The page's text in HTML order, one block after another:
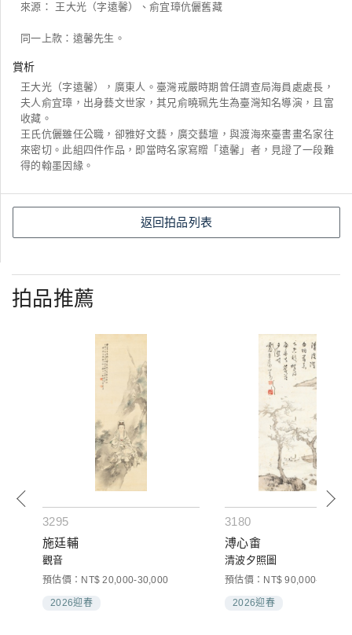
來源： 王大光（字遠馨）、俞宜璋伉儷舊藏
同一上款：遠馨先生。
賞析
王大光（字遠馨），廣東人。臺灣戒嚴時期曾任調查局海員處處長，
夫人俞宜璋，出身藝文世家，其兄俞曉珮先生為臺灣知名導演，且富
收藏。
王氏伉儷雖任公職，卻雅好文藝，廣交藝壇，與渡海來臺書畫名家往
來密切。此組四件作品，即當時名家寫贈「遠馨」者，見證了一段難
得的翰墨因緣。
返回拍品列表
拍品推薦
3295
施廷輔
觀音
預估價：NT$ 20,000-30,000
2026迎春
3180
溥心畬
清波夕照圖
預估價：NT$ 90,000-
2026迎春